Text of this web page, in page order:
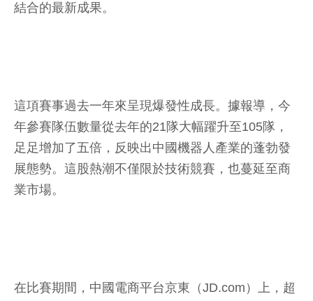
結合的最新成果。
這項賽事過去一年來呈現爆發性成長。據報導，今
年參賽隊伍數量從去年的21隊大幅躍升至105隊，
足足增加了五倍，反映出中國機器人產業的蓬勃發
展態勢。這股熱潮不僅限於技術競賽，也蔓延至商
業市場。
在比賽期間，中國電商平台京東（JD.com）上，超